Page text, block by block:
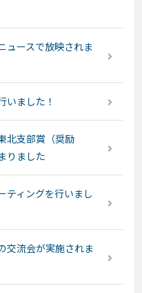
ュースで放映されま
いました！
北支部賞（奨励
りました
ティングを行いまし
交流会が実施されま